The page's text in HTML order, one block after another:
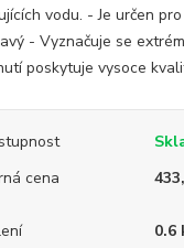
vodu. - Je určen
- Vyznačuje se
poskytuje vysoce
cena
0.6